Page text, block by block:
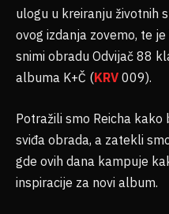
ulogu u kreiranju životnih
ovog izdanja zovemo, te
snimi obradu Odvijač 88
albuma K+Č (KRV 009).
Potražili smo Reicha
sviđa obrada, a zatekli
gde ovih dana kampuje
inspiracije za novi album.